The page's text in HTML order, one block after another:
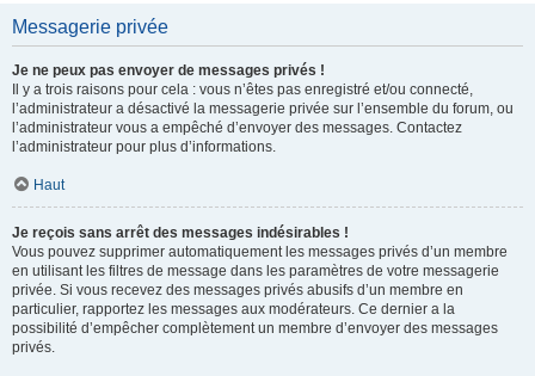
Messagerie privée
Je ne peux pas envoyer de messages privés !
Il y a trois raisons pour cela : vous n’êtes pas enregistré et/ou connecté,
l’administrateur a désactivé la messagerie privée sur l’ensemble du forum, ou
l’administrateur vous a empêché d’envoyer des messages. Contactez
l’administrateur pour plus d’informations.
Haut
Je reçois sans arrêt des messages indésirables !
Vous pouvez supprimer automatiquement les messages privés d’un membre
en utilisant les filtres de message dans les paramètres de votre messagerie
privée. Si vous recevez des messages privés abusifs d’un membre en
particulier, rapportez les messages aux modérateurs. Ce dernier a la
possibilité d’empêcher complètement un membre d’envoyer des messages
privés.